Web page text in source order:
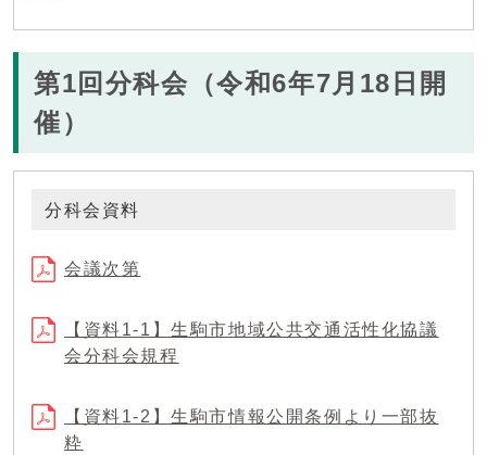
第1回分科会（令和6年7月18日開
催）
分科会資料
会議次第
【資料1-1】生駒市地域公共交通活性化協議
会分科会規程
【資料1-2】生駒市情報公開条例より一部抜
粋